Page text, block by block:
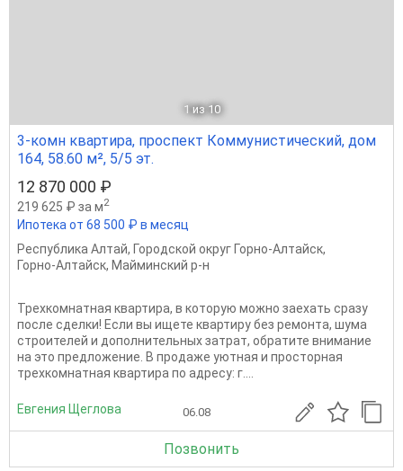
1 из 10
3-комн квартира, проспект Коммунистический, дом
164, 58.60 м², 5/5 эт.
12 870 000 ₽
219 625 ₽ за м2
Ипотека от 68 500 ₽ в месяц
Республика Алтай, Городской округ Горно-Алтайск,
Горно-Алтайск, Майминский р-н
Трехкомнатная квартира, в которую можно заехать сразу
после сделки! Если вы ищете квартиру без ремонта, шума
строителей и дополнительных затрат, обратите внимание
на это предложение. В продаже уютная и просторная
трехкомнатная квартира по адресу: г....
Евгения Щеглова 06.08
Позвонить